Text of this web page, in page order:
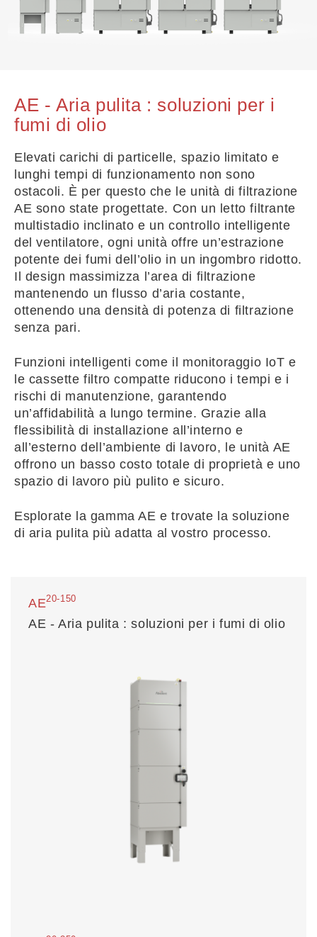
AE - Aria pulita : soluzioni per i
fumi di olio
Elevati carichi di particelle, spazio limitato e
lunghi tempi di funzionamento non sono
ostacoli. È per questo che le unità di filtrazione
AE sono state progettate. Con un letto filtrante
multistadio inclinato e un controllo intelligente
del ventilatore, ogni unità offre un’estrazione
potente dei fumi dell’olio in un ingombro ridotto.
Il design massimizza l’area di filtrazione
mantenendo un flusso d’aria costante,
ottenendo una densità di potenza di filtrazione
senza pari.
Funzioni intelligenti come il monitoraggio IoT e
le cassette filtro compatte riducono i tempi e i
rischi di manutenzione, garantendo
un’affidabilità a lungo termine. Grazie alla
flessibilità di installazione all’interno e
all’esterno dell’ambiente di lavoro, le unità AE
offrono un basso costo totale di proprietà e uno
spazio di lavoro più pulito e sicuro.
Esplorate la gamma AE e trovate la soluzione
di aria pulita più adatta al vostro processo.
AE20-150
AE - Aria pulita : soluzioni per i fumi di olio